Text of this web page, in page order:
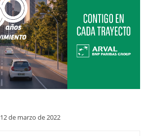
12 de marzo de 2022